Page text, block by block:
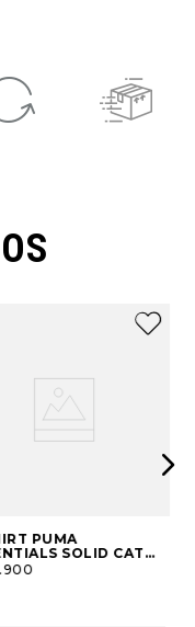
PUMA
SOLID CAT
- HOMBRE
.900